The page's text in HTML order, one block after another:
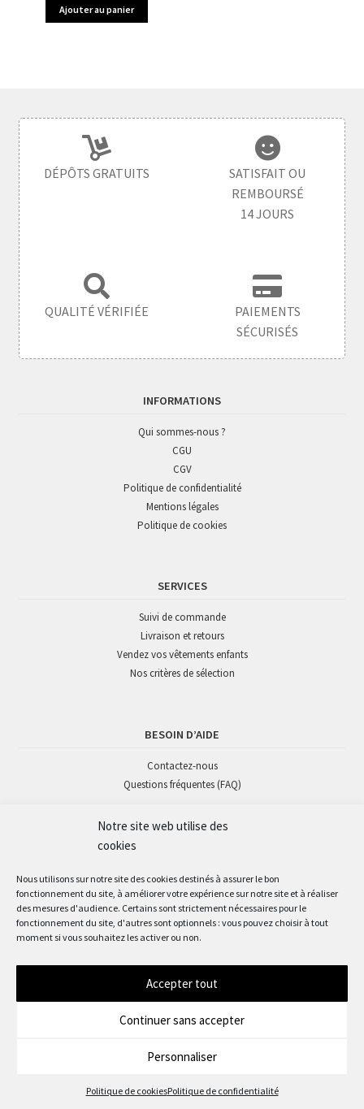
Notre site web utilise des
cookies
Nous utilisons sur notre site des cookies destinés à assurer le bon
fonctionnement du site, à améliorer votre expérience sur notre site et à réaliser
des mesures d'audience. Certains sont strictement nécessaires pour le
fonctionnement du site, d'autres sont optionnels : vous pouvez choisir à tout
moment si vous souhaitez les activer ou non.
Accepter tout
Continuer sans accepter
Personnaliser
Politique de cookiesPolitique de confidentialité
Ajouter au panier
DÉPÔTS GRATUITS
SATISFAIT OU
REMBOURSÉ
14 JOURS
QUALITÉ VÉRIFIÉE
PAIEMENTS
SÉCURISÉS
INFORMATIONS
Qui sommes-nous ?
CGU
CGV
Politique de confidentialité
Mentions légales
Politique de cookies
SERVICES
Suivi de commande
Livraison et retours
Vendez vos vêtements enfants
Nos critères de sélection
BESOIN D’AIDE
Contactez-nous
Questions fréquentes (FAQ)
© Okaz'mômes 2022